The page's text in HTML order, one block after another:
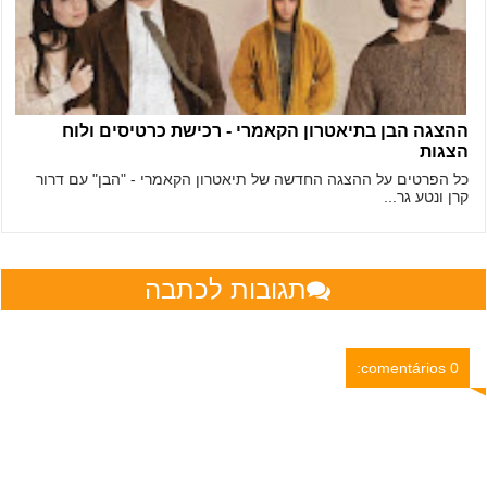
ההצגה הבן בתיאטרון הקאמרי - רכישת כרטיסים ולוח
הצגות
כל הפרטים על ההצגה החדשה של תיאטרון הקאמרי - "הבן" עם דרור
קרן ונטע גר...
תגובות לכתבה
0 comentários: